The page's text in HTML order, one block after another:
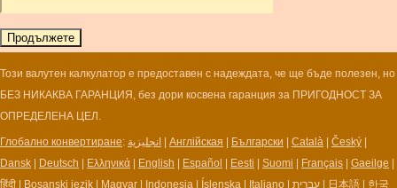
BAM
BBD
BCH
BCN
BDT
BGN
Този валутен калкулатор е предоставен с надеждата, че ще бъде полезен, но
БЕЗ НИКАКВА ГАРАНЦИЯ, без дори косвена гаранция за ПРИГОДНОСТ ЗА
ОПРЕДЕЛЕНА ЦЕЛ.
Глобално конвертиране: انجليزية Англійская Български Català Český
Dansk
Deutsch Ελληνικά English Español Eesti Suomi Français Gaeilge
हिंदी
Bosanski jezik Magyar Indonesia Íslenska Italiano עברית 日本語 한국